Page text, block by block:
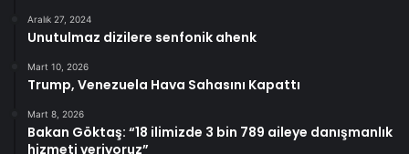
Aralık 27, 2024
Unutulmaz dizilere senfonik ahenk
Mart 10, 2026
Trump, Venezuela Hava Sahasını Kapattı
Mart 8, 2026
Bakan Göktaş: “18 ilimizde 3 bin 789 aileye danışmanlık
hizmeti veriyoruz”